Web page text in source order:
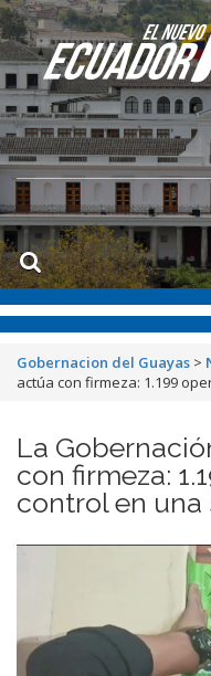
Gobernacion del Guayas >
actúa con firmeza: 1.199
La
con firmeza:
control en una